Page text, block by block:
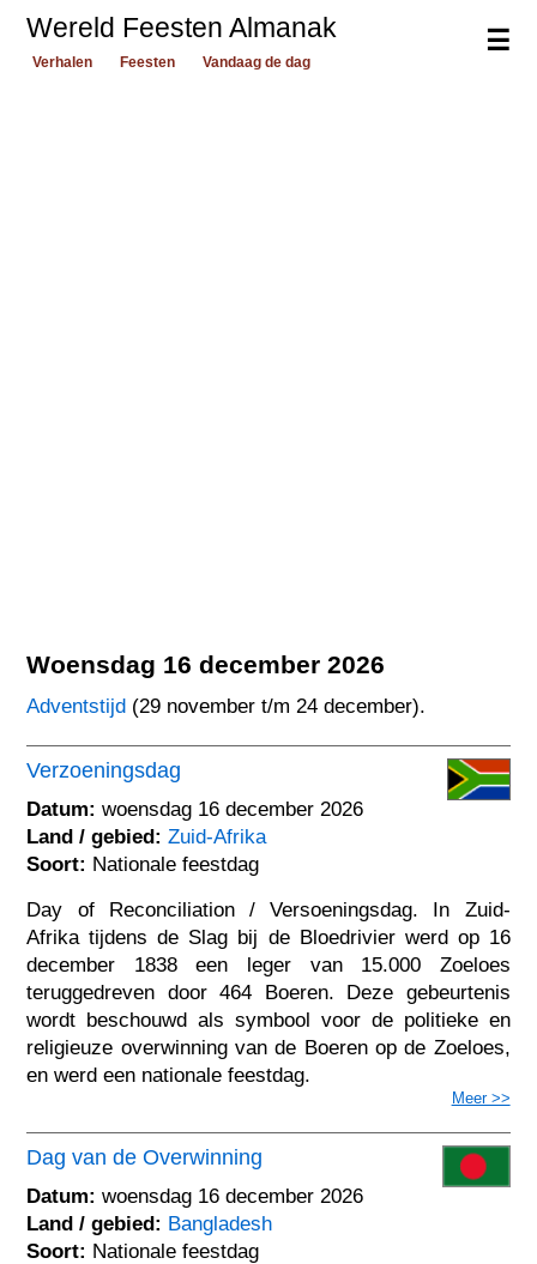
☰
Wereld Feesten Almanak
Verhalen Feesten Vandaag de dag
Woensdag 16 december 2026
Adventstijd (29 november t/m 24 december).
Verzoeningsdag
Datum: woensdag 16 december 2026
Land / gebied: Zuid-Afrika
Soort: Nationale feestdag
Day of Reconciliation / Versoeningsdag. In Zuid-
Afrika tijdens de Slag bij de Bloedrivier werd op 16
december 1838 een leger van 15.000 Zoeloes
teruggedreven door 464 Boeren. Deze gebeurtenis
wordt beschouwd als symbool voor de politieke en
religieuze overwinning van de Boeren op de Zoeloes,
en werd een nationale feestdag.
Meer >>
Dag van de Overwinning
Datum: woensdag 16 december 2026
Land / gebied: Bangladesh
Soort: Nationale feestdag